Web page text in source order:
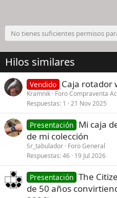
No tienes suficientes permisos
Hilos similares
Vendido Caja rotador
Kramnik Foro Compraventa
Respuestas 1 21 Nov 2025
Presentación Mi caja
de mi colección
Sr_tabulador Foro General
Respuestas 46 19 Jul 2026
Presentación The
de 50 años